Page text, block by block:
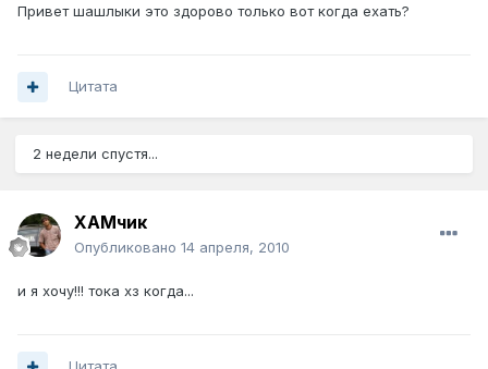
Привет шашлыки это здорово только вот когда ехать?
Цитата
2 недели спустя...
ХАМчик
Опубликовано 14 апреля, 2010
и я хочу!!! тока хз когда...